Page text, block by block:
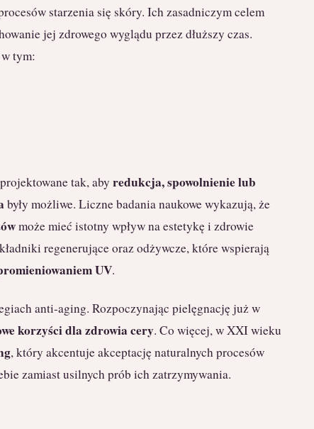
starzenia się skóry. Ich zasadniczym celem
jej zdrowego wyglądu przez dłuższy czas.
tym:
tak, aby redukcja, spowolnienie lub
były możliwe. Liczne badania naukowe wykazują, że
może mieć istotny wpływ na estetykę i zdrowie
regenerujące oraz odżywcze, które wspierają
UV.
anti-aging. Rozpoczynając pielęgnację już w
korzyści dla zdrowia cery. Co więcej, w XXI wieku
, który akcentuje akceptację naturalnych procesów
zamiast usilnych prób ich zatrzymywania.